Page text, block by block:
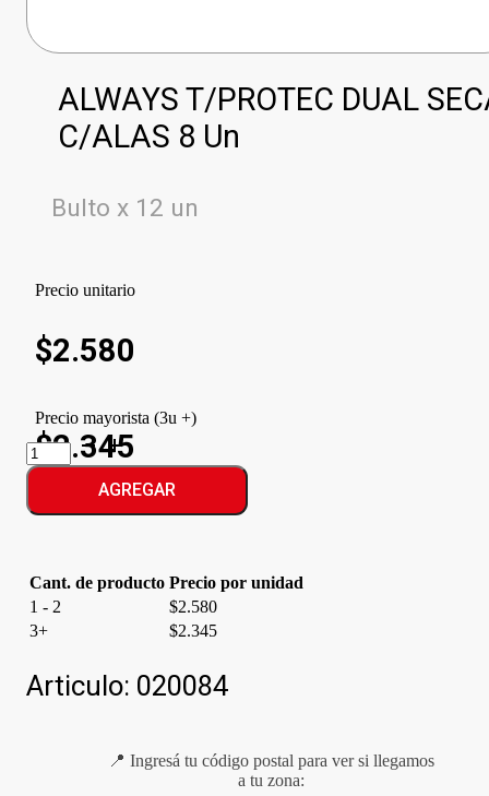
ALWAYS T/PROTEC DUAL
C/ALAS 8 Un
Bulto x 12 un
Precio unitario
$2.580
Precio mayorista (3u +)
$2.345
ALWAYS
T/PROTEC
DUAL
C/ALAS
AGREGAR
Cant. de producto Precio por unidad
1 - 2
$2.580
3+
$2.345
Articulo: 020084
📍 Ingresá tu código postal para ver si llegamos
a tu zona: